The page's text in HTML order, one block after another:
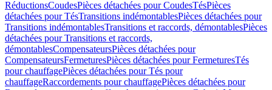
RéductionsCoudesPièces détachées pour CoudesTésPièces
détachées pour TésTransitions indémontablesPièces détachées pour
Transitions indémontablesTransitions et raccords, démontablesPièces
détachées pour Transitions et raccords,
démontablesCompensateursPièces détachées pour
CompensateursFermeturesPièces détachées pour FermeturesTés
pour chauffagePièces détachées pour Tés pour
chauffageRaccordements pour chauffagePièces détachées pour